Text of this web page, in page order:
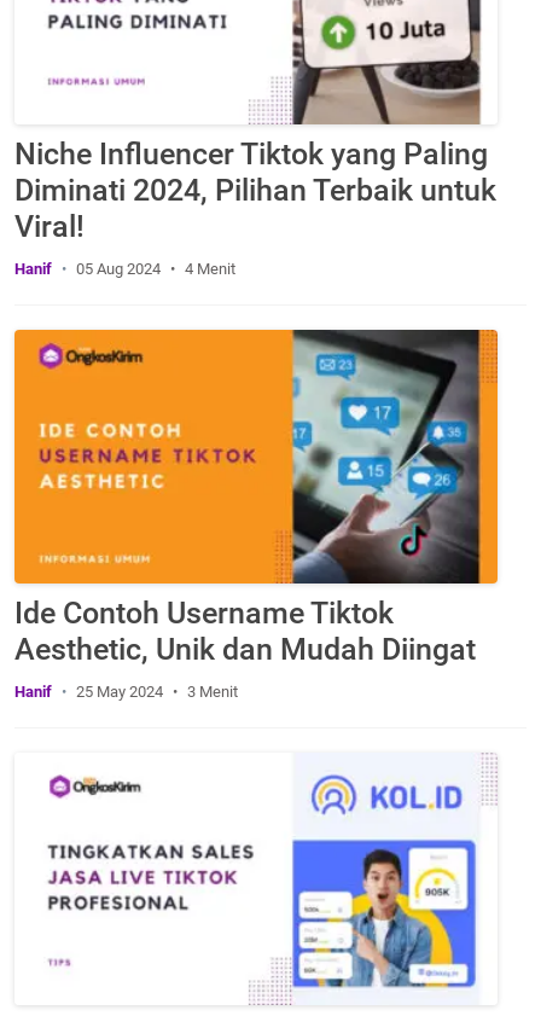
Niche Influencer Tiktok yang Paling
Diminati 2024, Pilihan Terbaik untuk
Viral!
Hanif 05 Aug 2024 4 Menit
Ide Contoh Username Tiktok
Aesthetic, Unik dan Mudah Diingat
Hanif 25 May 2024 3 Menit